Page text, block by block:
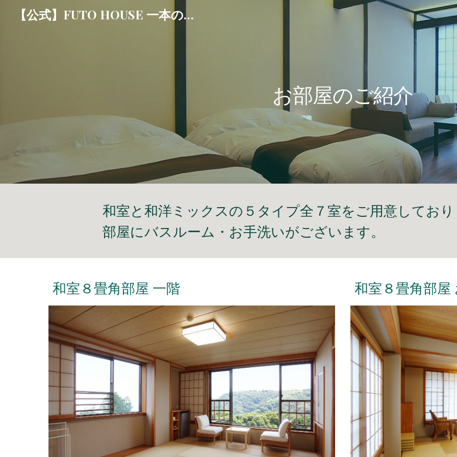
Skip to
【公式】FUTO HOUSE 一本のえんぴつ
お部屋のご紹介
和室と和洋ミックスの５タイプ全 ７ 室をご用意してお
部屋にバスルーム ・お手洗いがございます。
和室８畳角部屋 一階 和室８畳角部屋